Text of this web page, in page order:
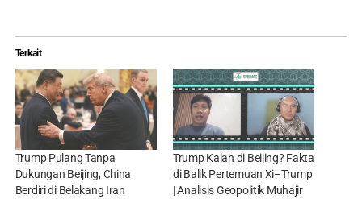
Terkait
Trump Pulang Tanpa
Dukungan Beijing, China
Berdiri di Belakang Iran
Trump Kalah di Beijing? Fakta
di Balik Pertemuan Xi–Trump
| Analisis Geopolitik Muhajir